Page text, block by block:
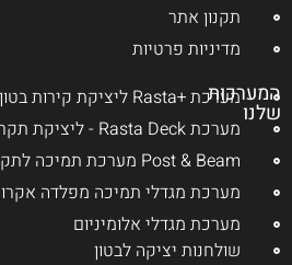
תקנון אתר
מדיניות פרטיות
המערכות
שלנו
מערכת +Rasta ליציקת קירות בטון
מערכת Rasta Deck - ליציקת תקרות בטון
Post & Beam מערכת תמיכה לתקרות
מערכת מגדלי תמיכה מפלדה אקרו
מערכת מגדלי אלומיניום
שולחנות יציקה לבטון